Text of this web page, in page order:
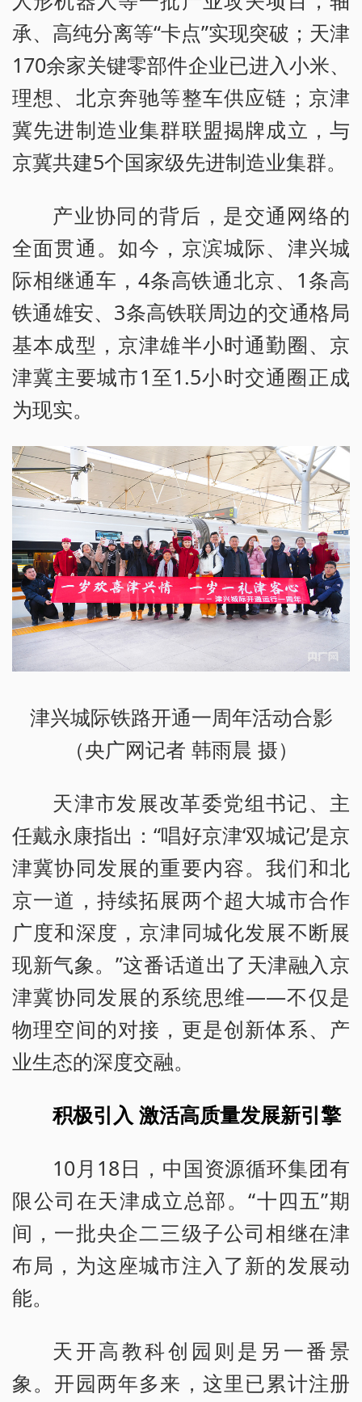
承、高纯分离等“卡点”实现突破；天津
170余家关键零部件企业已进入小米、
理想、北京奔驰等整车供应链；京津
冀先进制造业集群联盟揭牌成立，与
京冀共建5个国家级先进制造业集群。
产业协同的背后，是交通网络的
全面贯通。如今，京滨城际、津兴城
际相继通车，4条高铁通北京、1条高
铁通雄安、3条高铁联周边的交通格局
基本成型，京津雄半小时通勤圈、京
津冀主要城市1至1.5小时交通圈正成
为现实。
津兴城际铁路开通一周年活动合影
（央广网记者 韩雨晨 摄）
天津市发展改革委党组书记、主
任戴永康指出：“唱好京津‘双城记’是京
津冀协同发展的重要内容。我们和北
京一道，持续拓展两个超大城市合作
广度和深度，京津同城化发展不断展
现新气象。”这番话道出了天津融入京
津冀协同发展的系统思维——不仅是
物理空间的对接，更是创新体系、产
业生态的深度交融。
积极引入 激活高质量发展新引擎
10月18日，中国资源循环集团有
限公司在天津成立总部。“十四五”期
间，一批央企二三级子公司相继在津
布局，为这座城市注入了新的发展动
能。
天开高教科创园则是另一番景
象。开园两年多来，这里已累计注册